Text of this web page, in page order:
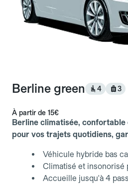
Berline green 4 3
À partir de 15€
Berline climatisée,
pour vos trajets quotidiens,
Véhicule hybride bas
Climatisé et
Accueille jusqu'à 4